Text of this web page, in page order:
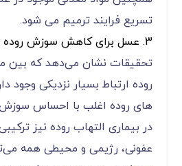
تسریع فرایند ترمیم می شود.
3. عسل برای کاهش سوزش روده و معده
تحقیقات نشان می‌دهد که بین
روده ارتباط بسیار نزدیکی وجود
های روده اغلب با احساس
در بیماری التهاب روده نیز
عفونی، رژیمی و محیطی همه